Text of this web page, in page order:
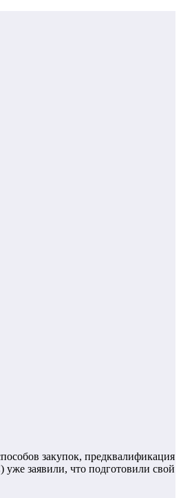
закупок, предквалификация
заявили, что подготовили свой